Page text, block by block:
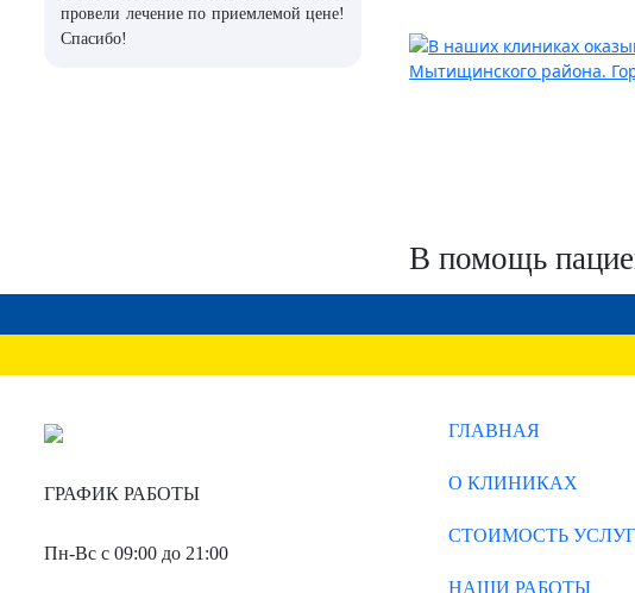
провели лечение по приемлемой цене!
Спасибо!
В помощь
ГРАФИК РАБОТЫ
Пн-Вс с 09:00 до 21:00
ГЛАВНАЯ
О КЛИНИКАХ
СТОИМОСТЬ УСЛУГ
НАШИ РАБОТЫ